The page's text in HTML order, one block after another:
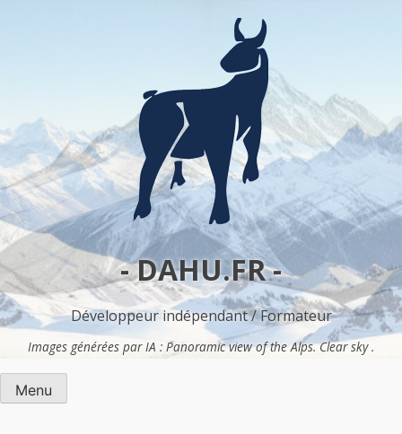
- DAHU.FR -
Développeur indépendant / Formateur
Images générées par IA : Panoramic view of the Alps. Clear sky .
Menu